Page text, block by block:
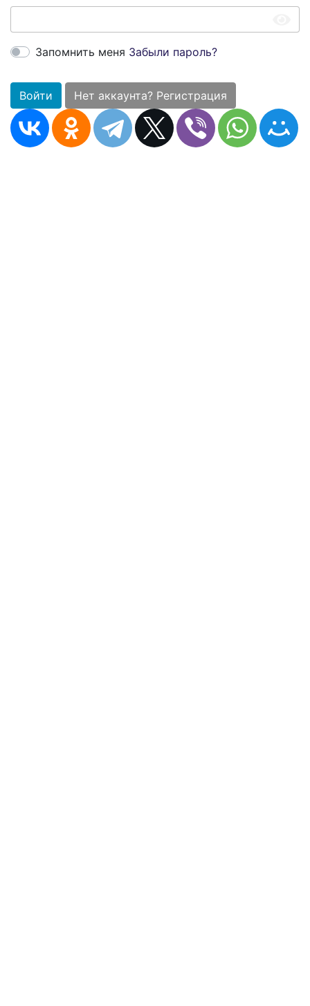
Запомнить меня Забыли пароль?
Войти Нет аккаунта? Регистрация